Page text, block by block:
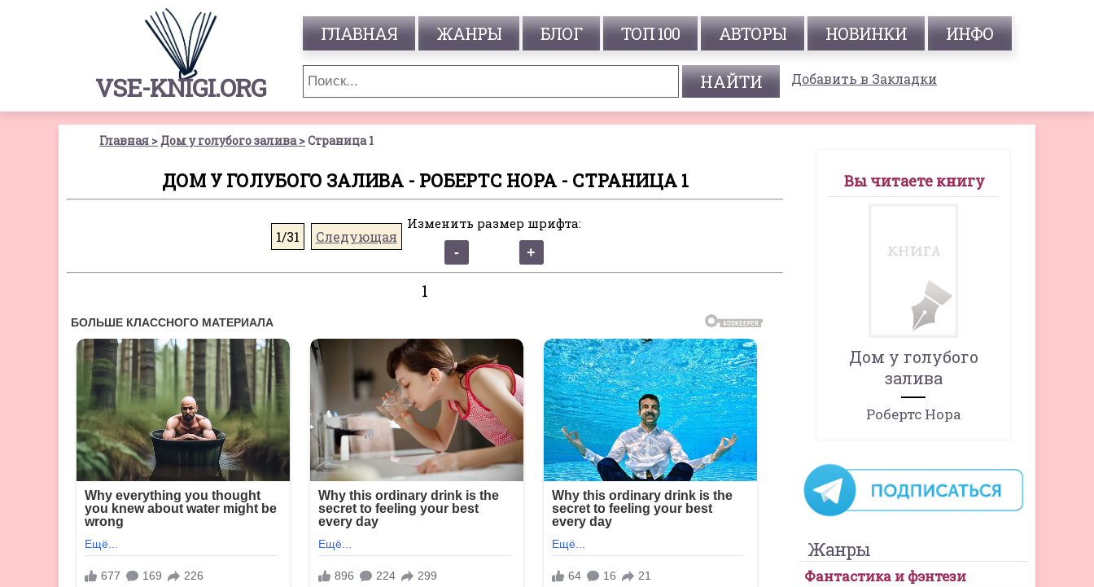
VSE-KNIGI.ORG
ГЛАВНАЯ ЖАНРЫ БЛОГ ТОП 100 АВТОРЫ НОВИНКИ ИНФО
Добавить в Закладки
Главная Дом у голубого залива Страница 1
ДОМ У ГОЛУБОГО ЗАЛИВА - РОБЕРТС НОРА - СТРАНИЦА 1
1/31 Следующая
Изменить размер шрифта:
1
Вы читаете книгу
Дом у голубого
залива
Робертс Нора
Жанры
Фантастика и фэнтези